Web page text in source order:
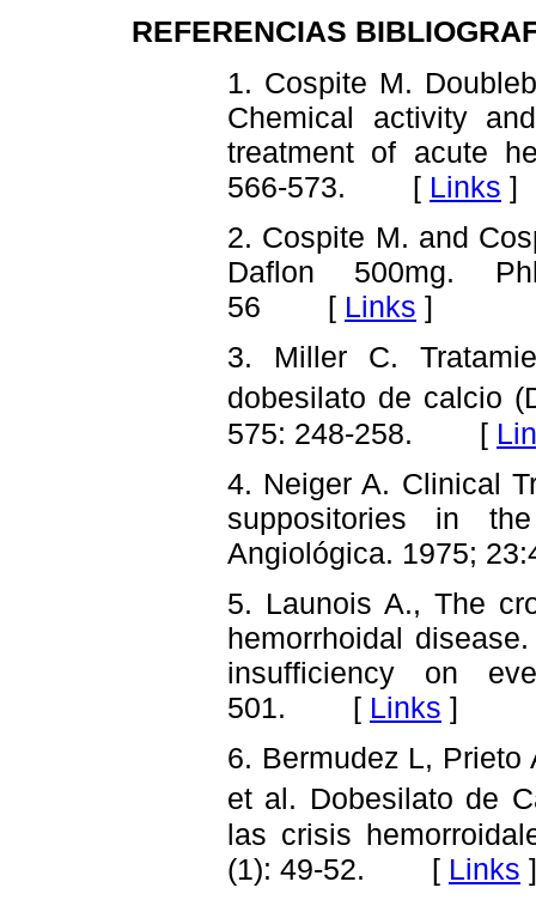
REFERENCIAS
1. Cospite M.
Chemical activity
treatment of acute
566-573. [ Links ]
2. Cospite M. and
Daflon 500mg.
56 [ Links ]
3. Miller C.
dobesilato de calcio
575: 248-258. [
4. Neiger A. Clinical
suppositories in
Angiológica. 1975;
5. Launois A., The
hemorrhoidal
insufficiency on
501. [ Links ]
6. Bermudez L, Prieto
et al. Dobesilato de
las crisis
(1): 49-52. [ Links ]